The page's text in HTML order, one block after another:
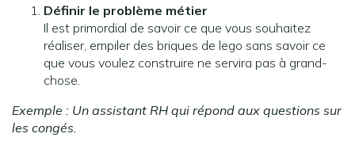
Définir le problème métier
Il est primordial de savoir ce que vous souhaitez
réaliser, empiler des briques de lego sans savoir ce
que vous voulez construire ne servira pas à grand-
chose.
Exemple : Un assistant RH qui répond aux questions sur
les congés.